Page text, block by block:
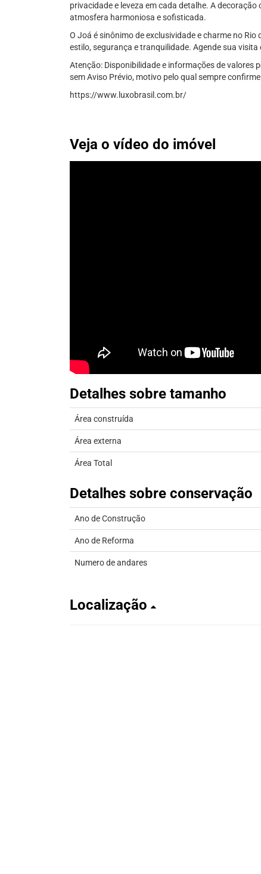
privacidade e leveza em cada detalhe. A
atmosfera harmoniosa e sofisticada.
O Joá é sinônimo de exclusividade e charme no
estilo, segurança e tranquilidade. Agende sua visita
Atenção: Disponibilidade e informações de valores
sem Aviso Prévio, motivo pelo qual sempre
https://www.luxobrasil.com.br/
Veja o vídeo do imóvel
Detalhes sobre tamanho
Área construída
Área externa
Área Total
Detalhes sobre conservação
Ano de Construção
Ano de Reforma
Numero de andares
Localização